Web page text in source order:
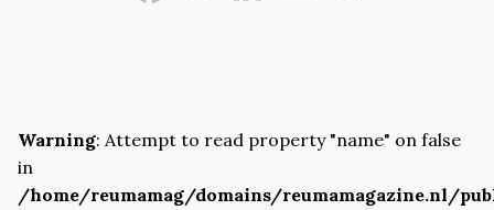
Warning: Attempt to read property "name" on false
in
/home/reumamag/domains/reumamagazine.nl/